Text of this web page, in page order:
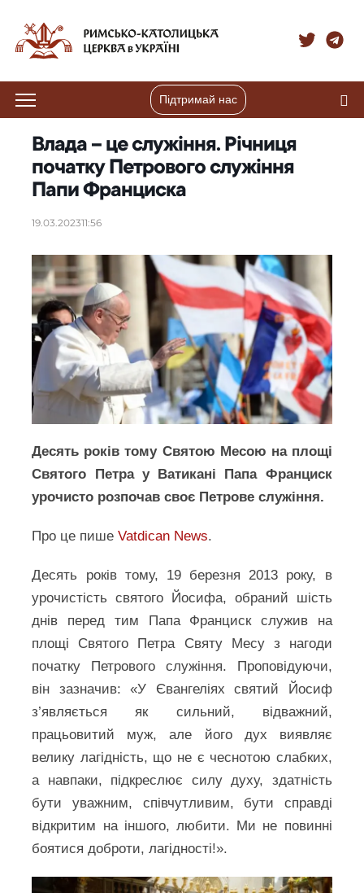
Підтримай нас
Влада – це служіння. Річниця
початку Петрового служіння
Папи Франциска
19.03.202311:56
Десять років тому Святою Месою на площі
Святого Петра у Ватикані Папа Франциск
урочисто розпочав своє Петрове служіння.
Про це пишеVatdican News.
Десять років тому, 19 березня 2013 року, в
урочистість святого Йосифа, обраний шість
днів перед тим Папа Франциск служив на
площі Святого Петра Святу Месу з нагоди
початку Петрового служіння. Проповідуючи,
він зазначив: «У Євангеліях святий Йосиф
з’являється як сильний, відважний,
працьовитий муж, але його дух виявляє
велику лагідність, що не є чеснотою слабких,
а навпаки, підкреслює силу духу, здатність
бути уважним, співчутливим, бути справді
відкритим на іншого, любити. Ми не повинні
боятися доброти, лагідності!».